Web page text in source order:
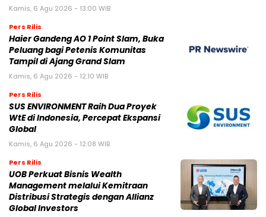
Kamis, 6 Agu 2026 - 13:00 WIB
Pers Rilis
Haier Gandeng AO 1 Point Slam, Buka
Peluang bagi Petenis Komunitas
Tampil di Ajang Grand Slam
Kamis, 6 Agu 2026 - 12:10 WIB
Pers Rilis
SUS ENVIRONMENT Raih Dua Proyek
WtE di Indonesia, Percepat Ekspansi
Global
Kamis, 6 Agu 2026 - 12:08 WIB
Pers Rilis
UOB Perkuat Bisnis Wealth
Management melalui Kemitraan
Distribusi Strategis dengan Allianz
Global Investors